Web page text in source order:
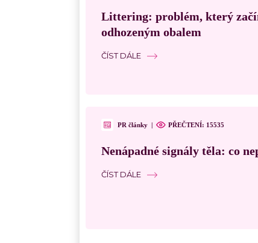
Littering: problém, který
odhozeným obalem
ČÍST DÁLE
PR články | PŘEČTENÍ: 15535
Nenápadné signály těla: co
ČÍST DÁLE